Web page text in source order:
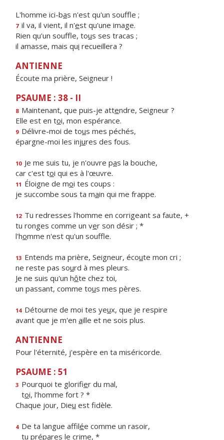
L'homme ici-bas n'est qu'un souffle ;
7 il va, il vient, il n'est qu'une image.
Rien qu'un souffle, tous ses tracas ;
il amasse, mais qui recueillera ?
ANTIENNE
Écoute ma prière, Seigneur !
PSAUME : 38 - II
8 Maintenant, que puis-je attendre, Seigneur ?
Elle est en toi, mon espérance.
9 Délivre-moi de tous mes péchés,
épargne-moi les injures des fous.
10 Je me suis tu, je n'ouvre pas la bouche,
car c'est toi qui es à l'œuvre.
11 Éloigne de moi tes coups :
je succombe sous ta main qui me frappe.
12 Tu redresses l'homme en corrigeant sa faute, +
tu ronges comme un ver son désir ; *
l'homme n'est qu'un souffle.
13 Entends ma prière, Seigneur, écoute mon cri ;
ne reste pas sourd à mes pleurs.
Je ne suis qu'un hôte chez toi,
un passant, comme tous mes pères.
14 Détourne de moi tes yeux, que je respire
avant que je m'en aille et ne sois plus.
ANTIENNE
Pour l'éternité, j'espère en ta miséricorde.
PSAUME : 51
3 Pourquoi te glorifier du mal,
toi, l’homme fort ? *
Chaque jour, Dieu est fidèle.
4 De ta langue affilée comme un rasoir,
tu prépares le crime, *